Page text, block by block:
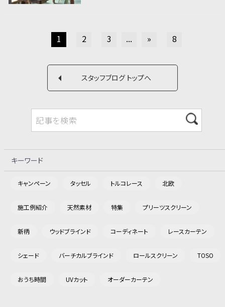
1 2 3 ... » 8
スタッフブログ トップへ
キーワード
キャンペーン タッセル トルコレース 北欧
施工例紹介 天然素材 特集 プリーツスクリーン
新柄 ウッドブラインド コーディネート レースカーテン
シェード バーチカルブラインド ロールスクリーン TOSO
おうち時間 UVカット オーダーカーテン